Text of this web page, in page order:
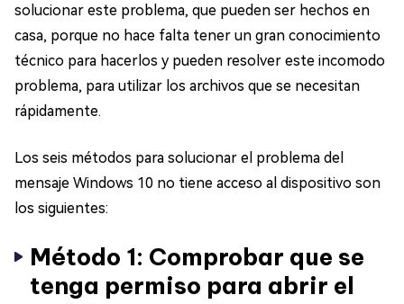
solucionar este problema, que pueden ser hechos en
casa, porque no hace falta tener un gran conocimiento
técnico para hacerlos y pueden resolver este incomodo
problema, para utilizar los archivos que se necesitan
rápidamente.
Los seis métodos para solucionar el problema del
mensaje Windows 10 no tiene acceso al dispositivo son
los siguientes:
Método 1: Comprobar que se
tenga permiso para abrir el